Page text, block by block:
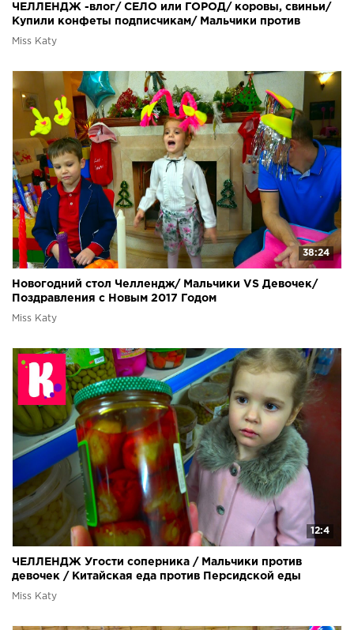
ЧЕЛЛЕНДЖ -влог/ СЕЛО или ГОРОД/ коровы, свиньи/
Купили конфеты подписчикам/ Мальчики против
девочек
Miss Katy
38:24
Новогодний стол Челлендж/ Мальчики VS Девочек/
Поздравления с Новым 2017 Годом
Miss Katy
12:4
ЧЕЛЛЕНДЖ Угости соперника / Мальчики против
девочек / Китайская еда против Персидской еды
Miss Katy